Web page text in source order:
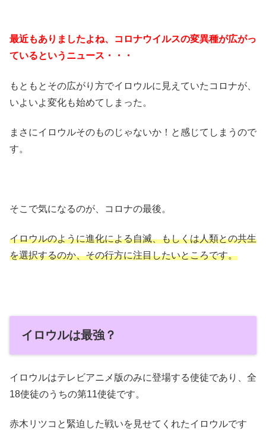
最近もありましたよね、コロナウイルスの変異種が広がっ
ているというニュース・・・
もともとその広がり方でイロウルに見えていたコロナが、
いよいよ変化も始めてしまった。
まさにイロウルそのものじゃないか！と感じてしまうので
す。
そこで気になるのが、コロナの最後。
イロウルのように進化による自滅、もしくは人類との共生
を選択するのか、その行方に注目したいところです。
イロウルは最強？
イロウルはテレビアニメ版のみに登場する使徒であり、全
18使徒のうちの第11使徒です。
赤木リツコと緊迫した戦いを見せてくれたイロウルです